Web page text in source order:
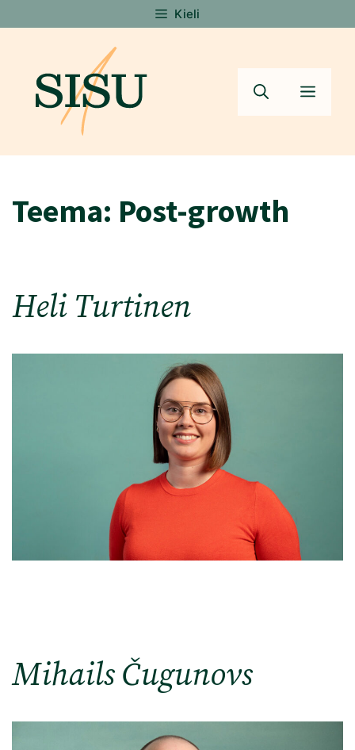
sisältöön
Kieli
Teema: Post-growth
Heli Turtinen
Mihails Čugunovs